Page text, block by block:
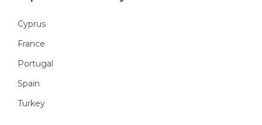
Cyprus
France
Portugal
Spain
Turkey